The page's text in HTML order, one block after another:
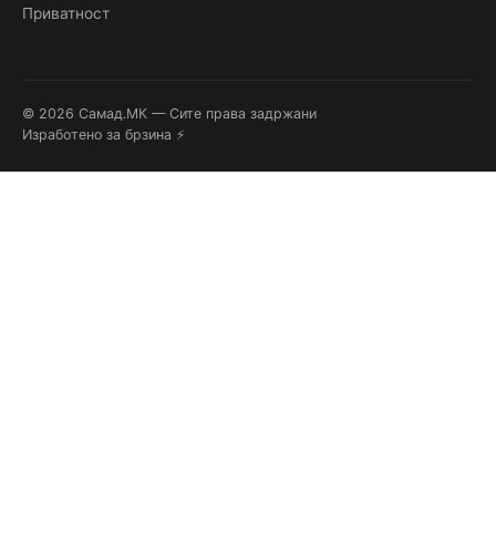
Приватност
© 2026 Самад.МК — Сите права задржани
Изработено за брзина ⚡